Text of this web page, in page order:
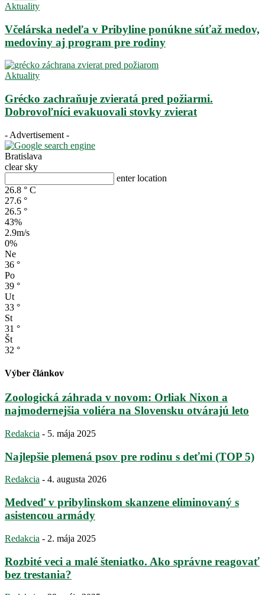
Aktuality
Včelárska nedeľa v Pribyline ponúkne súťaž medov,
medoviny aj program pre rodiny
Aktuality
Grécko zachraňuje zvieratá pred požiarmi.
Dobrovoľníci evakuovali stovky zvierat
- Advertisement -
Bratislava
clear sky
enter location
26.8 ° C
27.6 °
26.5 °
43%
2.9m/s
0%
Ne
36 °
Po
39 °
Ut
33 °
St
31 °
Št
32 °
Výber článkov
Zoologická záhrada v novom: Orliak Nixon a
najmodernejšia voliéra na Slovensku otvárajú leto
Redakcia - 5. mája 2025
Najlepšie plemená psov pre rodinu s deťmi (TOP 5)
Redakcia - 4. augusta 2026
Medveď v pribylinskom skanzene eliminovaný s
asistencou armády
Redakcia - 2. mája 2025
Rozbité veci a malé šteniatko. Ako správne reagovať
bez trestania?